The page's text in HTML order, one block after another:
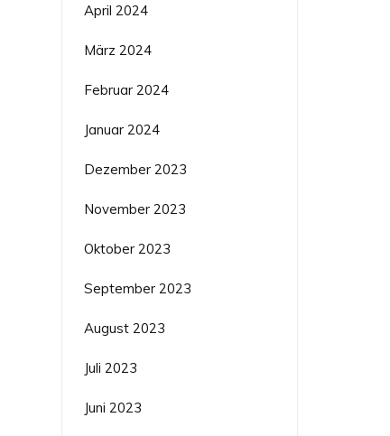
April 2024
März 2024
Februar 2024
Januar 2024
Dezember 2023
November 2023
Oktober 2023
September 2023
August 2023
Juli 2023
Juni 2023